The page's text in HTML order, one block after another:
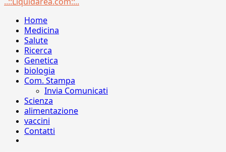
Home
Medicina
Salute
Ricerca
Genetica
biologia
Com. Stampa
Invia Comunicati
Scienza
alimentazione
vaccini
Contatti